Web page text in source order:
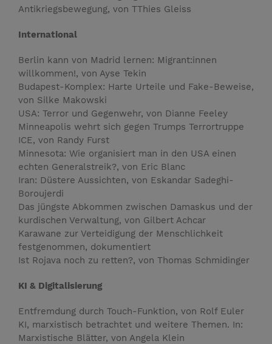
Antikriegsbewegung, von TThies Gleiss
International
Berlin kann von Madrid lernen: Migrant:innen
willkommen!, von Ayse Tekin
Budapest-Komplex: Harte Urteile und Fake-Beweise,
von Silke Makowski
USA: Terror und Gegenwehr, von Dianne Feeley
Minneapolis wehrt sich gegen Trumps Terrortruppe
ICE, von Randy Furst
Minnesota: Wie organisiert man in den USA einen
echten Generalstreik?, von Eric Blanc
Iran: Düstere Aussichten, von Eskandar Sadeghi-
Boroujerdi
Das jüngste Abkommen zwischen Damaskus und der
kurdischen Verwaltung, von Gilbert Achcar
Karawane zur Verteidigung der Menschlichkeit
festgenommen, dokumentiert
Ist Rojava noch zu retten?, von Thomas Schmidinger
KI & Digitalisierung
Entfremdung durch Touch-Funktion, von Rolf Euler
KI, marxistisch ­betrachtet und weitere Themen. In:
Marxistische ­Blätter, von Angela Klein